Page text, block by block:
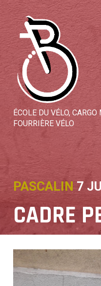
Skip
to
content
ÉCOLE DU VÉLO,
FOURRIÈRE VÉLO
PASCALIN 7
CADRE